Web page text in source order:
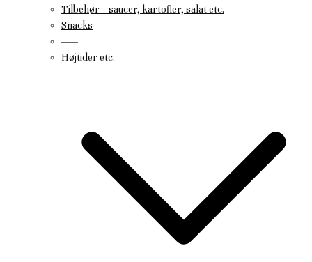
Tilbehør – saucer, kartofler, salat etc.
Snacks
——
Højtider etc.